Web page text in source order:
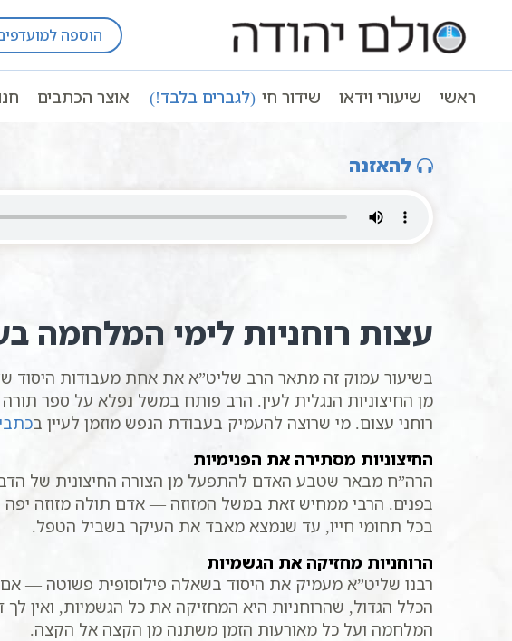
הוספה
ראשי שיעורי וידאו שידור חי (לגברים בלבד!) אוצר הכתבים
עמוד ראשי שיעורי וידאו שיעורי קבלה כתבי אשלג
עצות רוחניות לימי המלחמה בעזה | סולם יהודה |לימודי קבלה חסידית
להאזנה
עצות רוחניות לימי המלחמה
בשיעור עמוק זה מתאר הרב שליט”א את אחת מעבודות היסוד
מן החיצוניות הנגלית לעין. הרב פותח במשל נפלא על ספר
רוחני עצום. מי שרוצה להעמיק בעבודת הנפש מוזמן לעיין ב
החיצוניות מסתירה את הפנימיות
הרה”ח מבאר שטבע האדם להתפעל מן הצורה החיצונית של
בפנים. הרבי ממחיש זאת במשל המזוזה — אדם תולה מזוזה
בכל תחומי חייו, עד שנמצא מאבד את העיקר בשביל הטפל.
הרוחניות מחזיקה את הגשמיות
רבנו שליט”א מעמיק את היסוד בשאלה פילוסופית פשוטה —
הכלל הגדול, שהרוחניות היא המחזיקה את כל הגשמיות, ואין
המלחמה ועל כל מאורעות הזמן משתנה מן הקצה אל הקצה.